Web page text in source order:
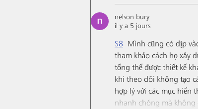
nelson bury
il y a 5 jours
S8 Mình cũng có dịp
tham khảo cách họ xây
tổng thể được thiết kế
khi theo dõi không tạo
hợp lý với các mục hiển
nhanh chóng mà không